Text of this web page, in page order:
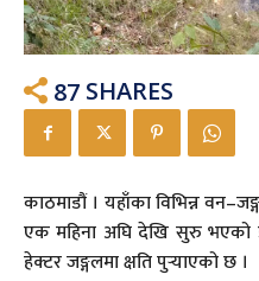
87 SHARES
काठमाडौं । यहाँका विभिन्न
एक महिना अघि देखि सुरु
हेक्टर जङ्गलमा क्षति पुर्‍याएको छ ।